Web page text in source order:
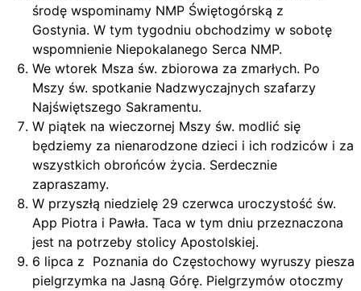
środę wspominamy NMP Świętogórską z
Gostynia. W tym tygodniu obchodzimy w sobotę
wspomnienie Niepokalanego Serca NMP.
We wtorek Msza św. zbiorowa za zmarłych. Po
Mszy św. spotkanie Nadzwyczajnych szafarzy
Najświętszego Sakramentu.
W piątek na wieczornej Mszy św. modlić się
będziemy za nienarodzone dzieci i ich rodziców i za
wszystkich obrońców życia. Serdecznie
zapraszamy.
W przyszłą niedzielę 29 czerwca uroczystość św.
App Piotra i Pawła. Taca w tym dniu przeznaczona
jest na potrzeby stolicy Apostolskiej.
6 lipca z Poznania do Częstochowy wyruszy piesza
pielgrzymka na Jasną Górę. Pielgrzymów otoczmy